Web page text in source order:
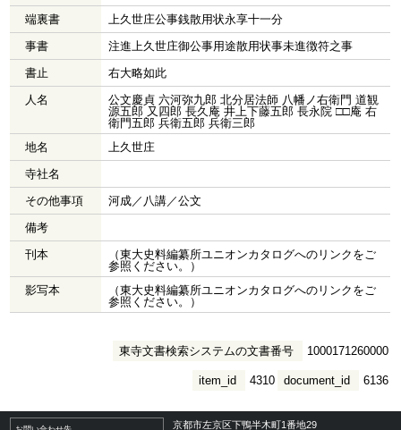
端裏書
上久世庄公事銭散用状永享十一分
事書
注進上久世庄御公事用途散用状事未進徴符之事
書止
右大略如此
人名
公文慶貞 六河弥九郎 北分居法師 八幡ノ右衛門 道観
源五郎 又四郎 長久庵 井上下藤五郎 長永院 □□庵 右
衛門五郎 兵衛五郎 兵衛三郎
地名
上久世庄
寺社名
その他事項
河成／八講／公文
備考
刊本
（東大史料編纂所ユニオンカタログへのリンクをご
参照ください。）
影写本
（東大史料編纂所ユニオンカタログへのリンクをご
参照ください。）
東寺文書検索システムの文書番号 1000171260000
document_id 6136
item_id 4310
京都市左京区下鴨半木町1番地29